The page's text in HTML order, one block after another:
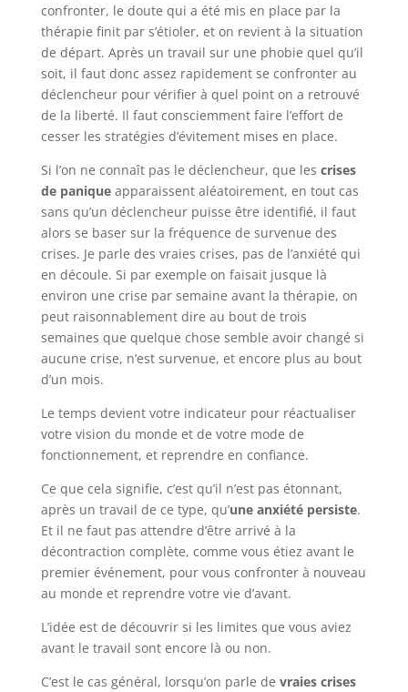
confronter, le doute qui a été mis en place par la
thérapie finit par s’étioler, et on revient à la situation
de départ. Après un travail sur une phobie quel qu’il
soit, il faut donc assez rapidement se confronter au
déclencheur pour vérifier à quel point on a retrouvé
de la liberté. Il faut consciemment faire l’effort de
cesser les stratégies d’évitement mises en place.
Si l’on ne connaît pas le déclencheur, que les crises
de paniqueapparaissent aléatoirement, en tout cas
sans qu’un déclencheur puisse être identifié, il faut
alors se baser sur la fréquence de survenue des
crises. Je parle des vraies crises, pas de l’anxiété qui
en découle. Si par exemple on faisait jusque là
environ une crise par semaine avant la thérapie, on
peut raisonnablement dire au bout de trois
semaines que quelque chose semble avoir changé si
aucune crise, n’est survenue, et encore plus au bout
d’un mois.
Le temps devient votre indicateur pour réactualiser
votre vision du monde et de votre mode de
fonctionnement, et reprendre en confiance.
Ce que cela signifie, c’est qu’il n’est pas étonnant,
après un travail de ce type, qu’une anxiété persiste.
Et il ne faut pas attendre d’être arrivé à la
décontraction complète, comme vous étiez avant le
premier événement, pour vous confronter à nouveau
au monde et reprendre votre vie d’avant.
L’idée est de découvrir si les limites que vous aviez
avant le travail sont encore là ou non.
C’est le cas général, lorsqu’on parle de vraies crises